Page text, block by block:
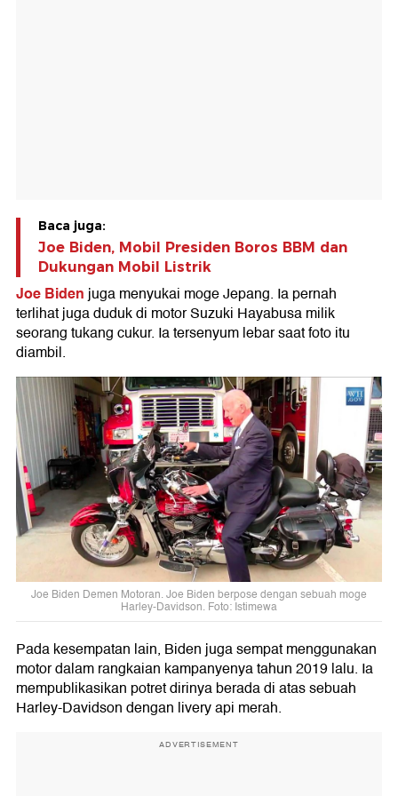
Baca juga:
Joe Biden, Mobil Presiden Boros BBM dan
Dukungan Mobil Listrik
Joe Bidenjuga menyukai moge Jepang. Ia pernah
terlihat juga duduk di motor Suzuki Hayabusa milik
seorang tukang cukur. Ia tersenyum lebar saat foto itu
diambil.
Joe Biden Demen Motoran. Joe Biden berpose dengan sebuah moge
Harley-Davidson. Foto: Istimewa
Pada kesempatan lain, Biden juga sempat menggunakan
motor dalam rangkaian kampanyenya tahun 2019 lalu. Ia
mempublikasikan potret dirinya berada di atas sebuah
Harley-Davidson dengan livery api merah.
ADVERTISEMENT